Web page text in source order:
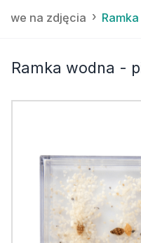
na zdjęcia
Ramka wodna -